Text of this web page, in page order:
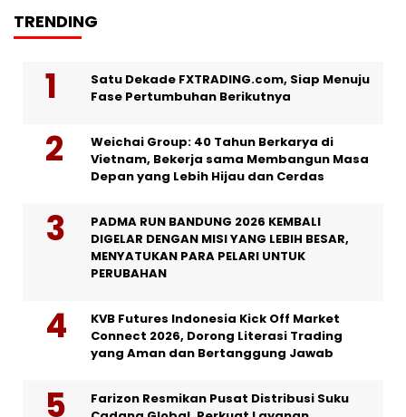
TRENDING
Satu Dekade FXTRADING.com, Siap Menuju
Fase Pertumbuhan Berikutnya
Weichai Group: 40 Tahun Berkarya di
Vietnam, Bekerja sama Membangun Masa
Depan yang Lebih Hijau dan Cerdas
PADMA RUN BANDUNG 2026 KEMBALI
DIGELAR DENGAN MISI YANG LEBIH BESAR,
MENYATUKAN PARA PELARI UNTUK
PERUBAHAN
KVB Futures Indonesia Kick Off Market
Connect 2026, Dorong Literasi Trading
yang Aman dan Bertanggung Jawab
Farizon Resmikan Pusat Distribusi Suku